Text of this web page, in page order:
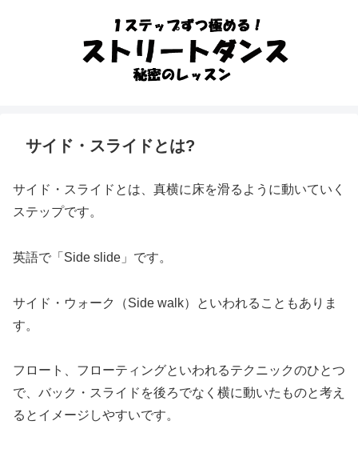
サイド・スライドとは?
サイド・スライドとは、真横に床を滑るように動いていく
ステップです。
英語で「Side slide」です。
サイド・ウォーク（Side walk）といわれることもありま
す。
フロート、フローティングといわれるテクニックのひとつ
で、バック・スライドを後ろでなく横に動いたものと考え
るとイメージしやすいです。